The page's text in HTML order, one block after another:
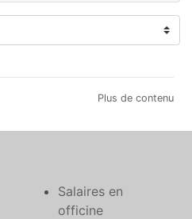
Plus de contenu
Salaires en
officine